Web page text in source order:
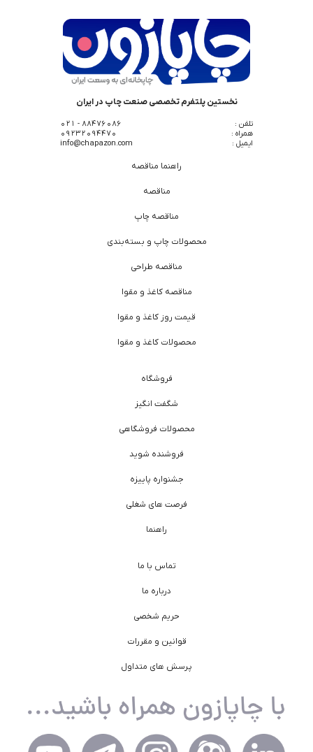
نخستین پلتفرم تخصصی صنعت چاپ در ایران
تلفن :
88476086 - 021
همراه :
09232094470
ایمیل :
info@chapazon.com
راهنما مناقصه
مناقصه
مناقصه چاپ
محصولات چاپ و بسته‌بندی
مناقصه طراحی
مناقصه کاغذ و مقوا
قیمت روز کاغذ و مقوا
محصولات کاغذ و مقوا
فروشگاه
شگفت انگیز
محصولات فروشگاهی
فروشنده شوید
جشنواره پاییزه
فرصت های شغلی
راهنما
تماس با ما
درباره ما
حریم شخصی
قوانین و مقررات
پرسش های متداول